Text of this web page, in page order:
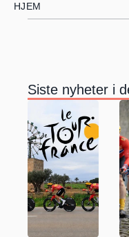
HJEM
Siste nyheter i